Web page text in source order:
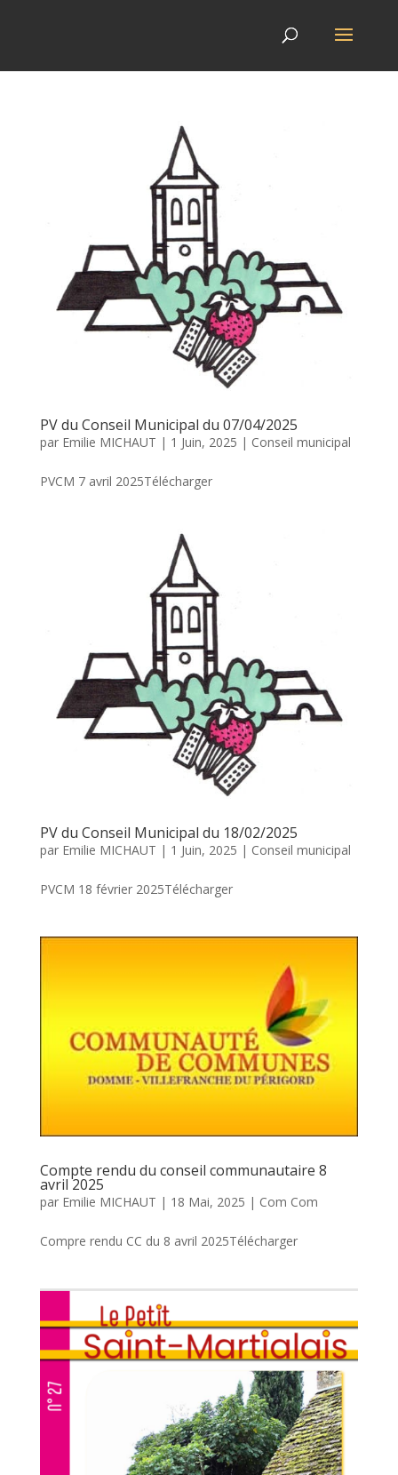
PV du Conseil Municipal du 07/04/2025
par Emilie MICHAUT | 1 Juin, 2025 | Conseil municipal
PVCM 7 avril 2025Télécharger
PV du Conseil Municipal du 18/02/2025
par Emilie MICHAUT | 1 Juin, 2025 | Conseil municipal
PVCM 18 février 2025Télécharger
Compte rendu du conseil communautaire 8
avril 2025
par Emilie MICHAUT | 18 Mai, 2025 | Com Com
Compre rendu CC du 8 avril 2025Télécharger